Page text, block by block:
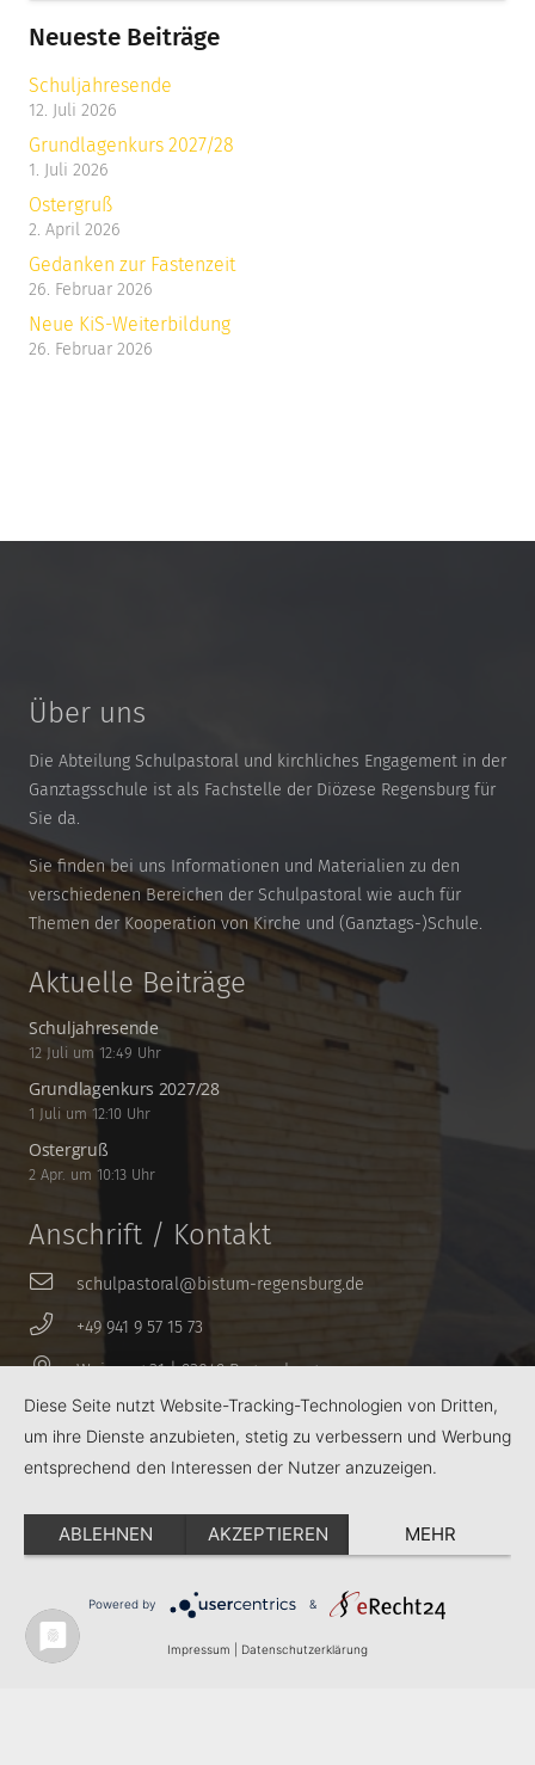
Neueste Beiträge
Schuljahresende
12. Juli 2026
Grundlagenkurs 2027/28
1. Juli 2026
Ostergruß
2. April 2026
Gedanken zur Fastenzeit
26. Februar 2026
Neue KiS-Weiterbildung
26. Februar 2026
Über uns
Die Abteilung Schulpastoral und kirchliches Engagement in der
Ganztagsschule ist als Fachstelle der Diözese Regensburg für
Sie da.
Sie finden bei uns Informationen und Materialien zu den
verschiedenen Bereichen der Schulpastoral wie auch für
Themen der Kooperation von Kirche und (Ganztags-)Schule.
Aktuelle Beiträge
Schuljahresende
12 Juli um 12:49 Uhr
Grundlagenkurs 2027/28
1 Juli um 12:10 Uhr
Ostergruß
2 Apr. um 10:13 Uhr
Anschrift / Kontakt
schulpastoral@bistum-regensburg.de
+49 941 9 57 15 73
Weinweg 31 | 93049 Regensburg
Bistum Regensburg
Ganztagsschule
Hauptabteilung Schule
Diese Seite nutzt Website-Tracking-Technologien von Dritten,
um ihre Dienste anzubieten, stetig zu verbessern und Werbung
entsprechend den Interessen der Nutzer anzuzeigen.
ABLEHNEN AKZEPTIEREN MEHR
Powered by &
Impressum Datenschutzerklärung